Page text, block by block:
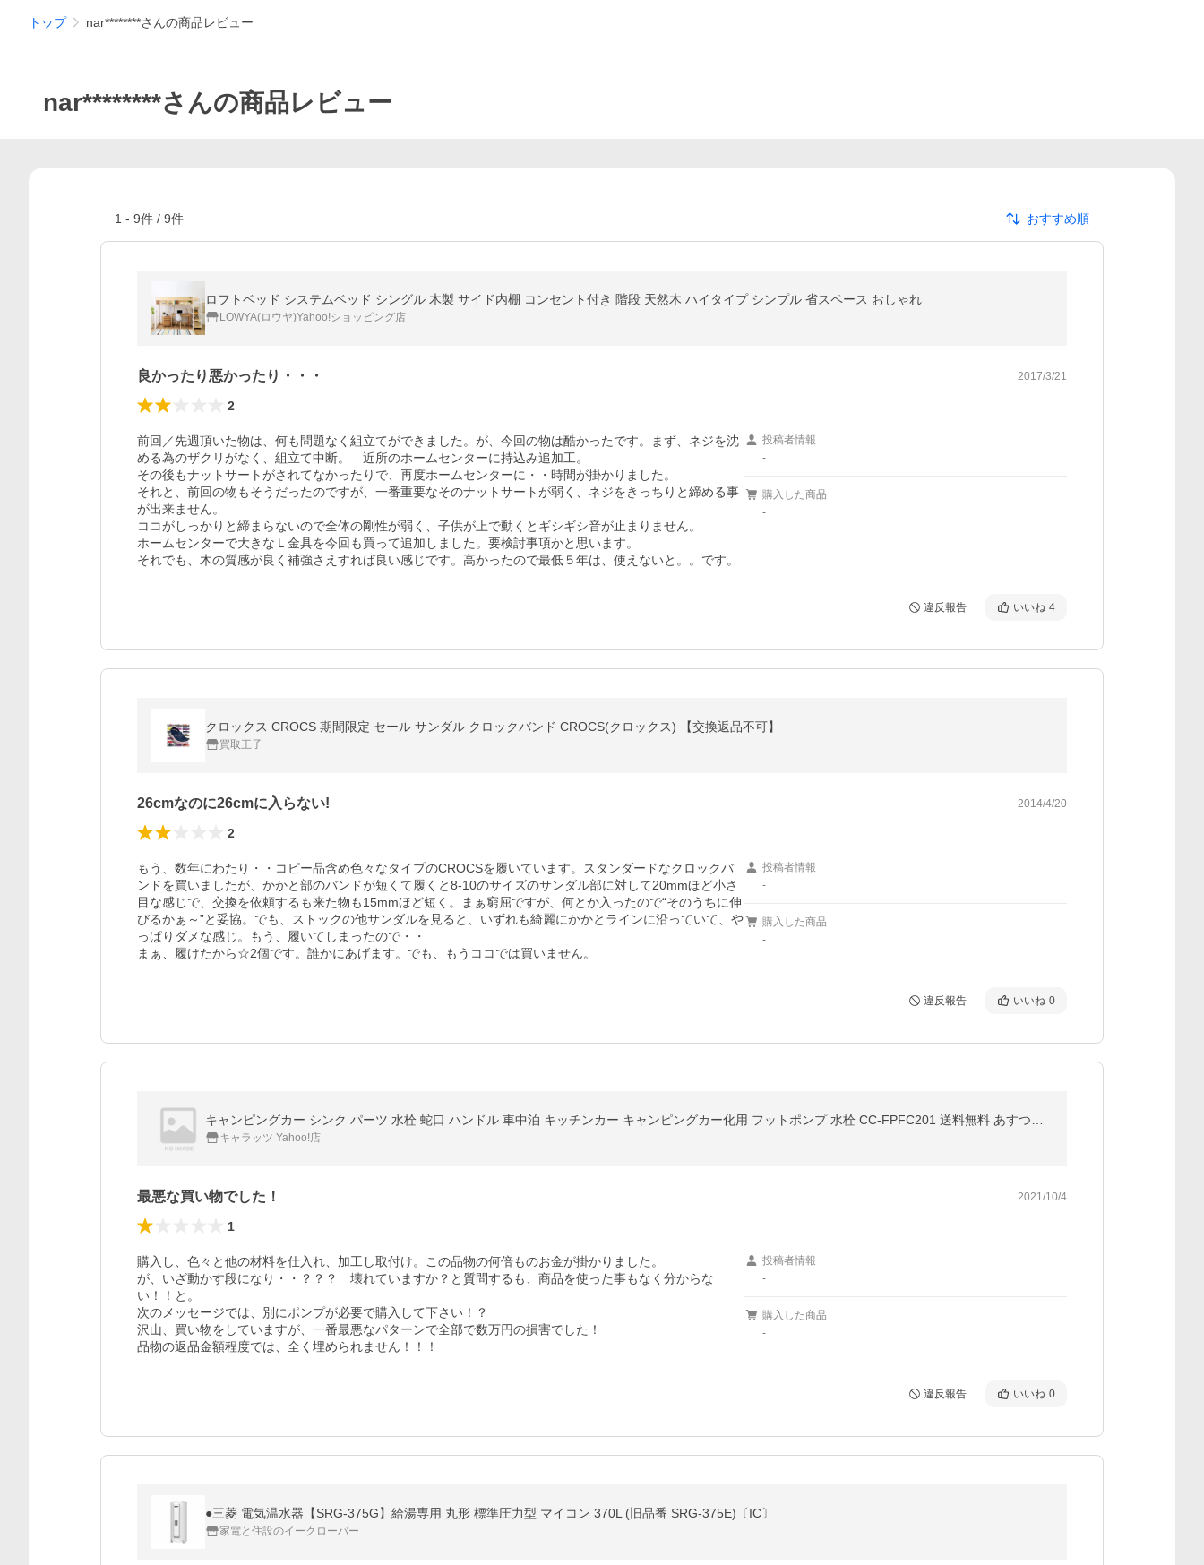
トップ nar********さんの商品レビュー
nar********さんの商品レビュー
1 - 9件 / 9件 おすすめ順
ロフトベッド システムベッド シングル 木製 サイド内棚 コンセント付き 階段 天然木 ハイタイプ シンプル 省スペース おしゃれ
LOWYA(ロウヤ)Yahoo!ショッピング店
良かったり悪かったり・・・ 2017/3/21
2
前回／先週頂いた物は、何も問題なく組立てができました。が、今回の物は酷かったです。まず、ネジを沈
める為のザクリがなく、組立て中断。　近所のホームセンターに持込み追加工。
その後もナットサートがされてなかったりで、再度ホームセンターに・・時間が掛かりました。
それと、前回の物もそうだったのですが、一番重要なそのナットサートが弱く、ネジをきっちりと締める事
が出来ません。
ココがしっかりと締まらないので全体の剛性が弱く、子供が上で動くとギシギシ音が止まりません。
ホームセンターで大きなＬ金具を今回も買って追加しました。要検討事項かと思います。
それでも、木の質感が良く補強さえすれば良い感じです。高かったので最低５年は、使えないと。。です。
投稿者情報
-
購入した商品
-
違反報告 いいね 4
クロックス CROCS 期間限定 セール サンダル クロックバンド CROCS(クロックス) 【交換返品不可】
買取王子
26cmなのに26cmに入らない! 2014/4/20
2
もう、数年にわたり・・コピー品含め色々なタイプのCROCSを履いています。スタンダードなクロックバ
ンドを買いましたが、かかと部のバンドが短くて履くと8-10のサイズのサンダル部に対して20mmほど小さ
目な感じで、交換を依頼するも来た物も15mmほど短く。まぁ窮屈ですが、何とか入ったので“そのうちに伸
びるかぁ～”と妥協。でも、ストックの他サンダルを見ると、いずれも綺麗にかかとラインに沿っていて、や
っぱりダメな感じ。もう、履いてしまったので・・
まぁ、履けたから☆2個です。誰かにあげます。でも、もうココでは買いません。
投稿者情報
-
購入した商品
-
違反報告 いいね 0
キャラッツ Yahoo!店
最悪な買い物でした！ 2021/10/4
1
購入し、色々と他の材料を仕入れ、加工し取付け。この品物の何倍ものお金が掛かりました。
が、いざ動かす段になり・・？？？　壊れていますか？と質問するも、商品を使った事もなく分からな
い！！と。
次のメッセージでは、別にポンプが必要で購入して下さい！？
沢山、買い物をしていますが、一番最悪なパターンで全部で数万円の損害でした！
品物の返品金額程度では、全く埋められません！！！
投稿者情報
-
購入した商品
-
違反報告 いいね 0
●三菱 電気温水器【SRG-375G】給湯専用 丸形 標準圧力型 マイコン 370L (旧品番 SRG-375E)〔IC〕
家電と住設のイークローバー